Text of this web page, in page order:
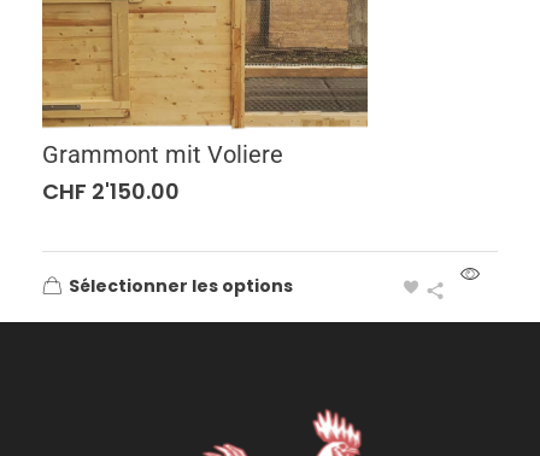
Grammont mit Voliere
CHF 2'150.00
Sélectionner les options